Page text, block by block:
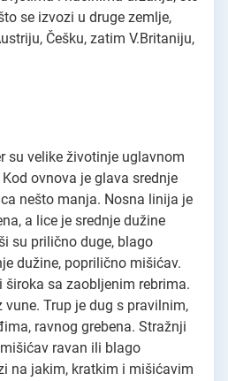
se izvozi u druge zemlje,
Češku, zatim V.Britaniju,
su velike životinje uglavnom
ovnova je glava srednje
nešto manja. Nosna linija je
a lice je srednje dužine
su prilično duge, blago
dužine, poprilično mišićav.
široka sa zaobljenim rebrima.
Trup je dug s pravilnim,
ravnog grebena. Stražnji
ravan ili blago
na jakim, kratkim i mišićavim